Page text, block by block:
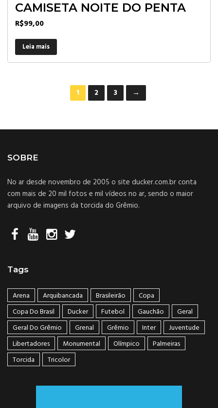
CAMISETA NOITE DO PENTA
R$99,00
Leia mais
1 2 3 →
SOBRE
No ar desde novembro de 2005 o site ducker.com.br conta
com mais de 20 mil fotos e mil vídeos no ar, sendo o maior
arquivo de imagens da torcida do Grêmio.
Tags
Arena Arquibancada Brasileirão
Copa
Copa Do Brasil
Ducker Futebol Gauchão
Geral
Geral Do Grêmio
Grenal Grêmio Inter
Juventude
Libertadores
Monumental Olímpico
Palmeiras
Torcida
Tricolor